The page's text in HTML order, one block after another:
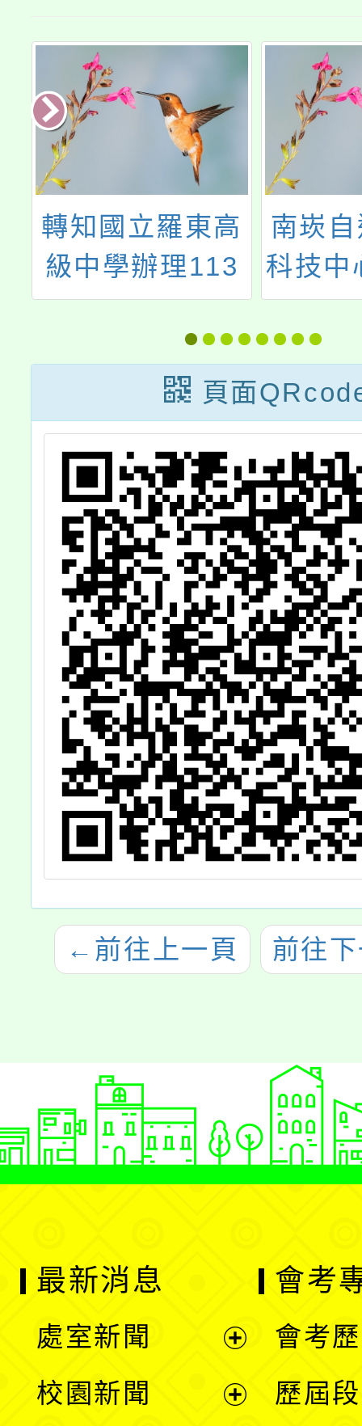
國立羅東高
中學辦理113
度生命教育
習送到家」
「心靈的探
從自我到幸
作坊一案，
請查照。
南崁自造教
科技中心
月份教師增
習
頁面
← 前往上一頁 前往
最新消息
處室新聞
校園新聞
會考
會考
歷屆